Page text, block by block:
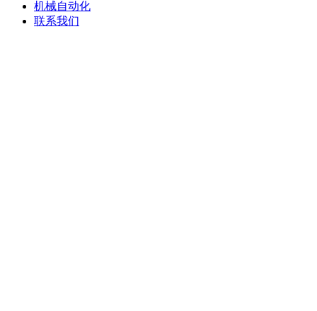
机械自动化
联系我们